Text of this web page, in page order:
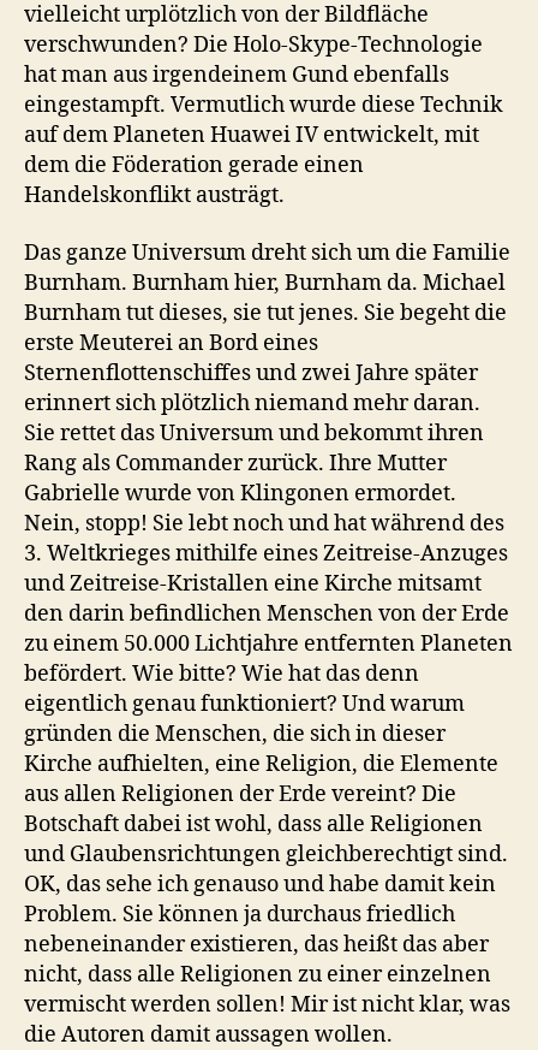
vielleicht urplötzlich von der Bildfläche
verschwunden? Die Holo-Skype-Technologie
hat man aus irgendeinem Gund ebenfalls
eingestampft. Vermutlich wurde diese Technik
auf dem Planeten Huawei IV entwickelt, mit
dem die Föderation gerade einen
Handelskonflikt austrägt.
Das ganze Universum dreht sich um die Familie
Burnham. Burnham hier, Burnham da. Michael
Burnham tut dieses, sie tut jenes. Sie begeht die
erste Meuterei an Bord eines
Sternenflottenschiffes und zwei Jahre später
erinnert sich plötzlich niemand mehr daran.
Sie rettet das Universum und bekommt ihren
Rang als Commander zurück. Ihre Mutter
Gabrielle wurde von Klingonen ermordet.
Nein, stopp! Sie lebt noch und hat während des
3. Weltkrieges mithilfe eines Zeitreise-Anzuges
und Zeitreise-Kristallen eine Kirche mitsamt
den darin befindlichen Menschen von der Erde
zu einem 50.000 Lichtjahre entfernten Planeten
befördert. Wie bitte? Wie hat das denn
eigentlich genau funktioniert? Und warum
gründen die Menschen, die sich in dieser
Kirche aufhielten, eine Religion, die Elemente
aus allen Religionen der Erde vereint? Die
Botschaft dabei ist wohl, dass alle Religionen
und Glaubensrichtungen gleichberechtigt sind.
OK, das sehe ich genauso und habe damit kein
Problem. Sie können ja durchaus friedlich
nebeneinander existieren, das heißt das aber
nicht, dass alle Religionen zu einer einzelnen
vermischt werden sollen! Mir ist nicht klar, was
die Autoren damit aussagen wollen.